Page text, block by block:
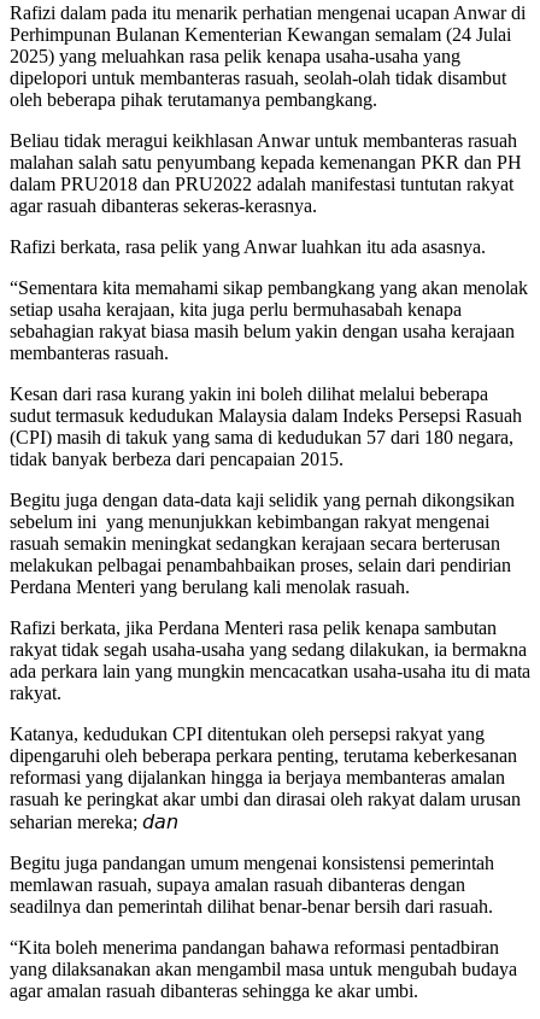
Rafizi dalam pada itu menarik perhatian mengenai ucapan Anwar di
Perhimpunan Bulanan Kementerian Kewangan semalam (24 Julai
2025) yang meluahkan rasa pelik kenapa usaha-usaha yang
dipelopori untuk membanteras rasuah, seolah-olah tidak disambut
oleh beberapa pihak terutamanya pembangkang.
Beliau tidak meragui keikhlasan Anwar untuk membanteras rasuah
malahan salah satu penyumbang kepada kemenangan PKR dan PH
dalam PRU2018 dan PRU2022 adalah manifestasi tuntutan rakyat
agar rasuah dibanteras sekeras-kerasnya.
Rafizi berkata, rasa pelik yang Anwar luahkan itu ada asasnya.
“Sementara kita memahami sikap pembangkang yang akan menolak
setiap usaha kerajaan, kita juga perlu bermuhasabah kenapa
sebahagian rakyat biasa masih belum yakin dengan usaha kerajaan
membanteras rasuah.
Kesan dari rasa kurang yakin ini boleh dilihat melalui beberapa
sudut termasuk kedudukan Malaysia dalam Indeks Persepsi Rasuah
(CPI) masih di takuk yang sama di kedudukan 57 dari 180 negara,
tidak banyak berbeza dari pencapaian 2015.
Begitu juga dengan data-data kaji selidik yang pernah dikongsikan
sebelum ini yang menunjukkan kebimbangan rakyat mengenai
rasuah semakin meningkat sedangkan kerajaan secara berterusan
melakukan pelbagai penambahbaikan proses, selain dari pendirian
Perdana Menteri yang berulang kali menolak rasuah.
Rafizi berkata, jika Perdana Menteri rasa pelik kenapa sambutan
rakyat tidak segah usaha-usaha yang sedang dilakukan, ia bermakna
ada perkara lain yang mungkin mencacatkan usaha-usaha itu di mata
rakyat.
Katanya, kedudukan CPI ditentukan oleh persepsi rakyat yang
dipengaruhi oleh beberapa perkara penting, terutama keberkesanan
reformasi yang dijalankan hingga ia berjaya membanteras amalan
rasuah ke peringkat akar umbi dan dirasai oleh rakyat dalam urusan
seharian mereka; 𝘥𝘢𝘯
Begitu juga pandangan umum mengenai konsistensi pemerintah
memlawan rasuah, supaya amalan rasuah dibanteras dengan
seadilnya dan pemerintah dilihat benar-benar bersih dari rasuah.
“Kita boleh menerima pandangan bahawa reformasi pentadbiran
yang dilaksanakan akan mengambil masa untuk mengubah budaya
agar amalan rasuah dibanteras sehingga ke akar umbi.